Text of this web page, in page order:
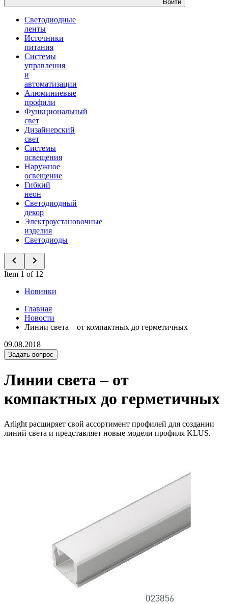
Войти
Светодиодные
ленты
Источники
питания
Системы
управления
и
автоматизации
Алюминиевые
профили
Функциональный
свет
Дизайнерский
свет
Системы
освещения
Наружное
освещение
Гибкий
неон
Светодиодный
декор
Электроустановочные
изделия
Светодиоды
Item 1 of 12
Новинки
Главная
Новости
Линии света – от компактных до герметичных
09.08.2018
Задать вопрос
Линии света – от
компактных до герметичных
Arlight расширяет свой ассортимент профилей для создании
линий света и представляет новые модели профиля KLUS.